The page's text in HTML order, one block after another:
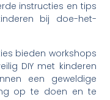
instructies en tips
bij doe-het-
bieden workshops
DIY met kinderen
een geweldige
op te doen en te